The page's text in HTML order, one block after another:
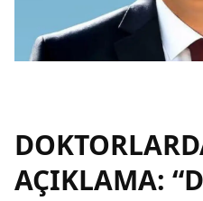
AÇIKLAMA: